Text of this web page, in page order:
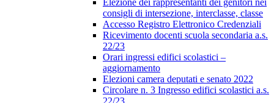
Elezione dei rappresentanti dei genitori nei
consigli di intersezione, interclasse, classe
Accesso Registro Elettronico Credenziali
Ricevimento docenti scuola secondaria a.s.
22/23
Orari ingressi edifici scolastici –
aggiornamento
Elezioni camera deputati e senato 2022
Circolare n. 3 Ingresso edifici scolastici a.s.